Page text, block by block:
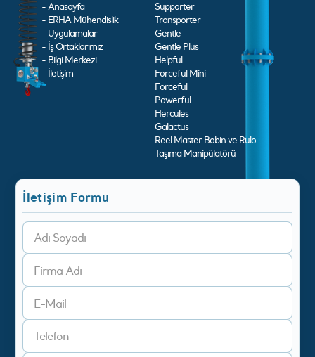
- Anasayfa
- ERHA Mühendislik
- Uygulamalar
- İş Ortaklarımız
- Bilgi Merkezi
- İletişim
Supporter
Transporter
Gentle
Gentle Plus
Helpful
Forceful Mini
Forceful
Powerful
Hercules
Galactus
Reel Master Bobin ve Rulo
Taşıma Manipülatörü
İletişim Formu